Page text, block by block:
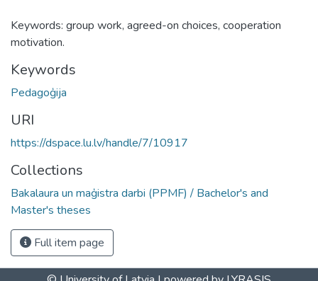
Keywords: group work, agreed-on choices, cooperation
motivation.
Keywords
Pedagoģija
URI
https://dspace.lu.lv/handle/7/10917
Collections
Bakalaura un maģistra darbi (PPMF) / Bachelor's and
Master's theses
Full item page